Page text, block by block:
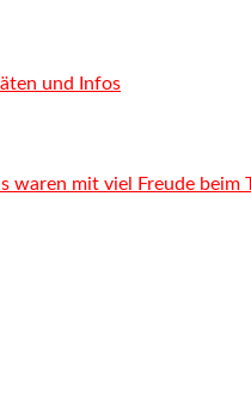
und Infos
waren mit viel Freude beim